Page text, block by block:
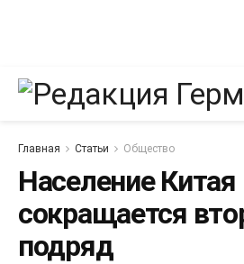
Главная Статьи Общество
Население Китая
сокращается
подряд